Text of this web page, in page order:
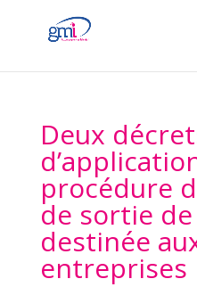
Deux
procédure
de sortie
destinée
entreprises